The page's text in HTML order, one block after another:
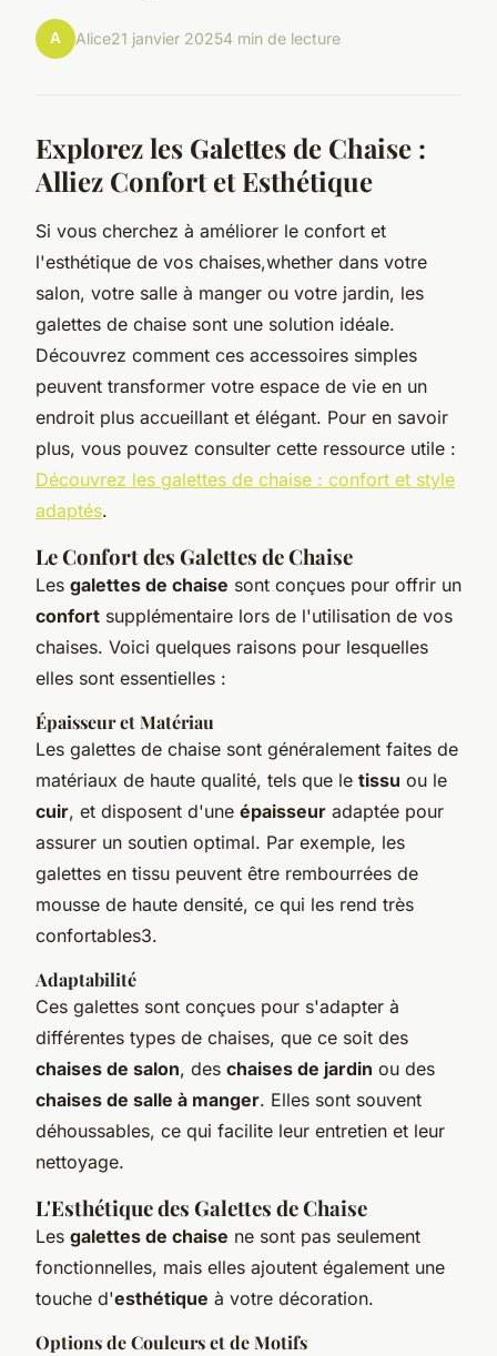
A Alice21 janvier 20254 min de lecture
Explorez les Galettes de Chaise :
Alliez Confort et Esthétique
Si vous cherchez à améliorer le confort et
l'esthétique de vos chaises,whether dans votre
salon, votre salle à manger ou votre jardin, les
galettes de chaise sont une solution idéale.
Découvrez comment ces accessoires simples
peuvent transformer votre espace de vie en un
endroit plus accueillant et élégant. Pour en savoir
plus, vous pouvez consulter cette ressource utile :
Découvrez les galettes de chaise : confort et style
adaptés.
Le Confort des Galettes de Chaise
Les galettes de chaise sont conçues pour offrir un
confort supplémentaire lors de l'utilisation de vos
chaises. Voici quelques raisons pour lesquelles
elles sont essentielles :
Épaisseur et Matériau
Les galettes de chaise sont généralement faites de
matériaux de haute qualité, tels que le tissu ou le
cuir, et disposent d'une épaisseur adaptée pour
assurer un soutien optimal. Par exemple, les
galettes en tissu peuvent être rembourrées de
mousse de haute densité, ce qui les rend très
confortables3.
Adaptabilité
Ces galettes sont conçues pour s'adapter à
différentes types de chaises, que ce soit des
chaises de salon, des chaises de jardin ou des
chaises de salle à manger. Elles sont souvent
déhoussables, ce qui facilite leur entretien et leur
nettoyage.
L'Esthétique des Galettes de Chaise
Les galettes de chaise ne sont pas seulement
fonctionnelles, mais elles ajoutent également une
touche d'esthétique à votre décoration.
Options de Couleurs et de Motifs